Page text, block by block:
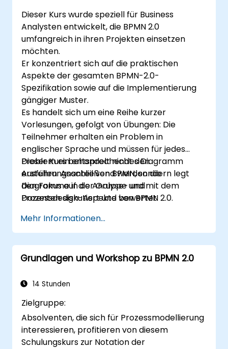
Dieser Kurs wurde speziell für Business
Analysten entwickelt, die BPMN 2.0
umfangreich in ihren Projekten einsetzen
möchten.
Er konzentriert sich auf die praktischen
Aspekte der gesamten BPMN-2.0-
Spezifikation sowie auf die Implementierung
gängiger Muster.
Es handelt sich um eine Reihe kurzer
Vorlesungen, gefolgt von Übungen: Die
Teilnehmer erhalten ein Problem in
englischer Sprache und müssen für jedes
Problem ein entsprechendes Diagramm
erstellen. Anschließend werden die
Diagramme in der Gruppe und mit dem
Dozenten diskutiert und bewertet.
Dieser Kurs behandelt nicht den
Ausführungsanteil von BPMN, sondern legt
den Fokus auf die Analyse- und
Prozessdesign-Aspekte von BPMN 2.0.
Mehr Informationen...
Grundlagen und Workshop zu BPMN 2.0
14 Stunden
Zielgruppe:
Absolventen, die sich für Prozessmodellierung
interessieren, profitieren von diesem
Schulungskurs zur Notation der